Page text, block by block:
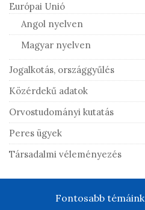
Európai Unió
Angol nyelven
Magyar nyelven
Jogalkotás, országgyűlés
Közérdekű adatok
Orvostudományi kutatás
Peres ügyek
Társadalmi véleményezés
Fontosabb témáink